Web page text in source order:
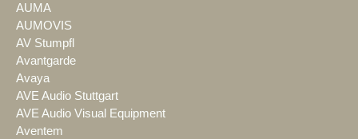
AUMA
AUMOVIS
AV Stumpfl
Avantgarde
Avaya
AVE Audio Stuttgart
AVE Audio Visual Equipment
Aventem